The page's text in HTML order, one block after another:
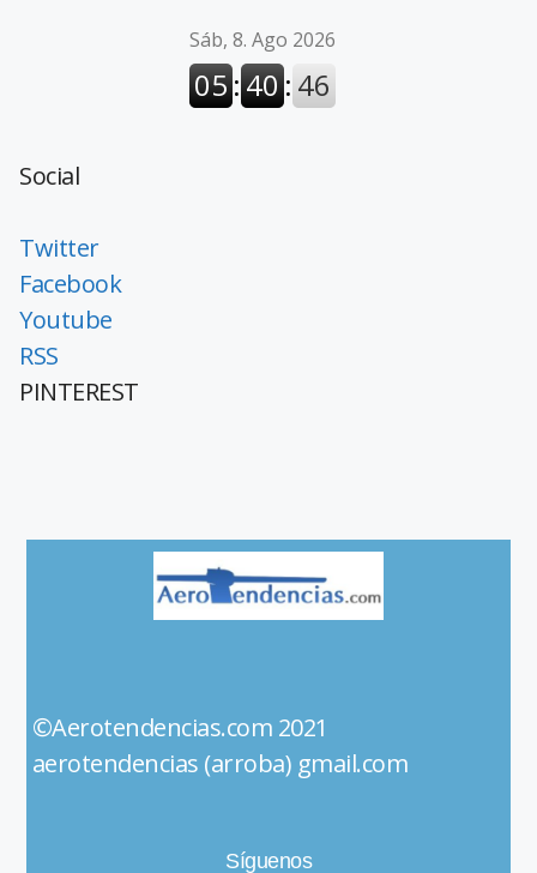
Social
Twitter
Facebook
Youtube
RSS
PINTEREST
©Aerotendencias.com 2021
aerotendencias (arroba) gmail.com
Síguenos